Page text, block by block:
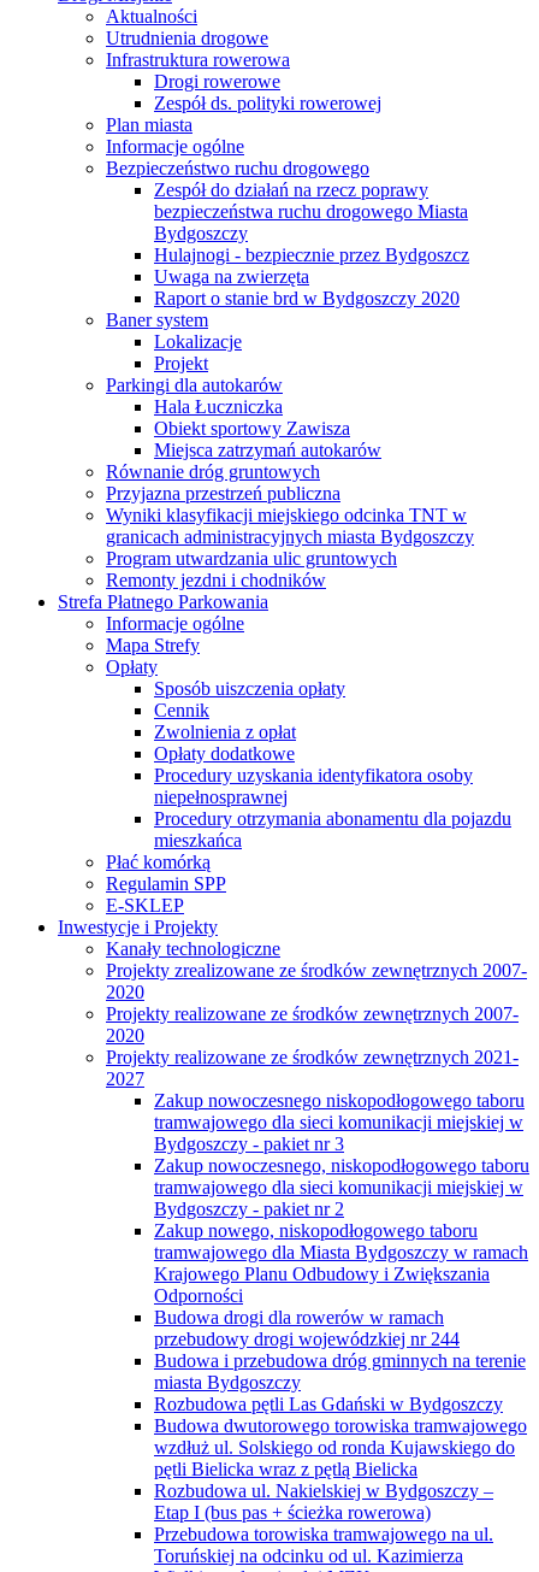
Aktualności
Utrudnienia drogowe
Infrastruktura rowerowa
Drogi rowerowe
Zespół ds. polityki rowerowej
Plan miasta
Informacje ogólne
Bezpieczeństwo ruchu drogowego
Zespół do działań na rzecz poprawy
bezpieczeństwa ruchu drogowego Miasta
Bydgoszczy
Hulajnogi - bezpiecznie przez Bydgoszcz
Uwaga na zwierzęta
Raport o stanie brd w Bydgoszczy 2020
Baner system
Lokalizacje
Projekt
Parkingi dla autokarów
Hala Łuczniczka
Obiekt sportowy Zawisza
Miejsca zatrzymań autokarów
Równanie dróg gruntowych
Przyjazna przestrzeń publiczna
Wyniki klasyfikacji miejskiego odcinka TNT w
granicach administracyjnych miasta Bydgoszczy
Program utwardzania ulic gruntowych
Remonty jezdni i chodników
Strefa Płatnego Parkowania
Informacje ogólne
Mapa Strefy
Opłaty
Sposób uiszczenia opłaty
Cennik
Zwolnienia z opłat
Opłaty dodatkowe
Procedury uzyskania identyfikatora osoby
niepełnosprawnej
Procedury otrzymania abonamentu dla pojazdu
mieszkańca
Płać komórką
Regulamin SPP
E-SKLEP
Inwestycje i Projekty
Kanały technologiczne
Projekty zrealizowane ze środków zewnętrznych 2007-
2020
Projekty realizowane ze środków zewnętrznych 2007-
2020
Projekty realizowane ze środków zewnętrznych 2021-
2027
Zakup nowoczesnego niskopodłogowego taboru
tramwajowego dla sieci komunikacji miejskiej w
Bydgoszczy - pakiet nr 3
Zakup nowoczesnego, niskopodłogowego taboru
tramwajowego dla sieci komunikacji miejskiej w
Bydgoszczy - pakiet nr 2
Zakup nowego, niskopodłogowego taboru
tramwajowego dla Miasta Bydgoszczy w ramach
Krajowego Planu Odbudowy i Zwiększania
Odporności
Budowa drogi dla rowerów w ramach
przebudowy drogi wojewódzkiej nr 244
Budowa i przebudowa dróg gminnych na terenie
miasta Bydgoszczy
Rozbudowa pętli Las Gdański w Bydgoszczy
Budowa dwutorowego torowiska tramwajowego
wzdłuż ul. Solskiego od ronda Kujawskiego do
pętli Bielicka wraz z pętlą Bielicka
Rozbudowa ul. Nakielskiej w Bydgoszczy –
Etap I (bus pas + ścieżka rowerowa)
Przebudowa torowiska tramwajowego na ul.
Toruńskiej na odcinku od ul. Kazimierza